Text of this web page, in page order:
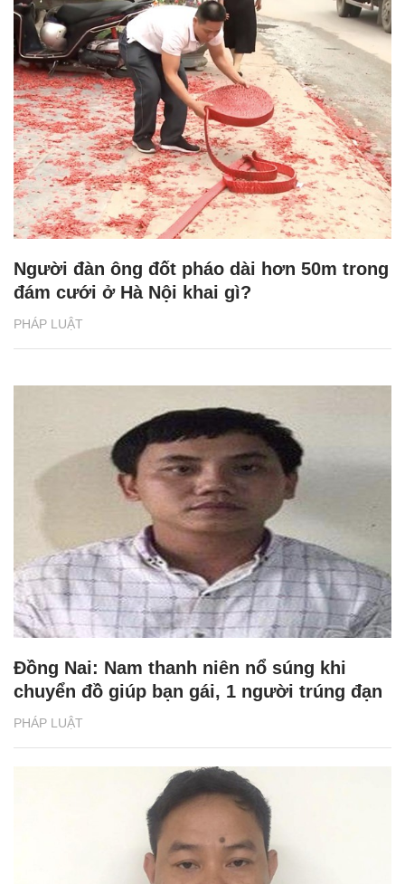
PHÁP LUẬT
Người đàn ông đốt pháo dài hơn 50m trong
đám cưới ở Hà Nội khai gì?
PHÁP LUẬT
Đồng Nai: Nam thanh niên nổ súng khi
chuyển đồ giúp bạn gái, 1 người trúng đạn